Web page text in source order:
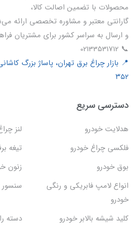
محصولات با تضمین اصالت کالا،
گارانتی معتبر و مشاوره تخصصی ارائه
و ارسال به سراسر کشور برای مشتریان
📞 02133531712
📍 بازار چراغ برق تهران، پاساژ بزرگ
۳۵۲
دسترسی سریع
هدلایت خودرو
لنز
فلکسی چراغ خودرو
تیغه
بوق خودرو
زنون
انواع لامپ فابریکی و رنگی
خودرو
کلید شیشه بالابر خودرو دسته